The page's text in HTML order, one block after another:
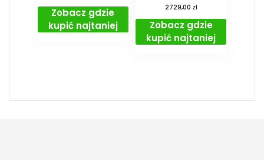
Zobacz gdzie
kupić najtaniej
2729,00 zł
Zobacz gdzie
kupić najtaniej